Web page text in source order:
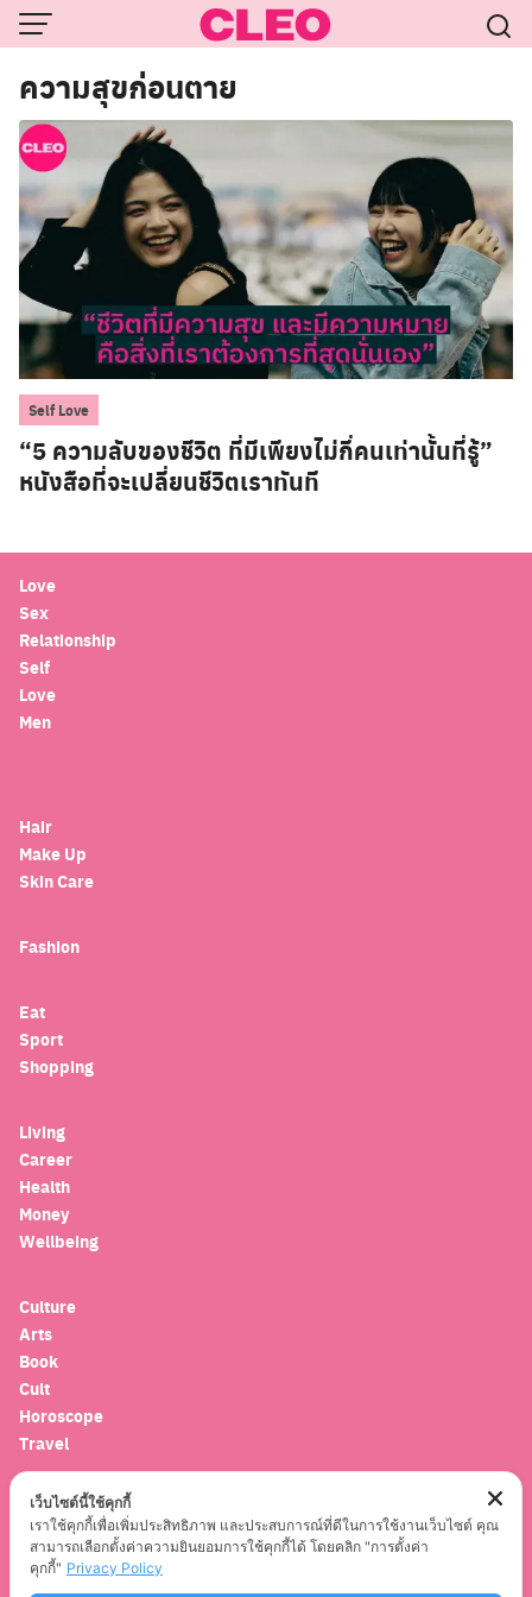
Skip
to
Search
for:
ความสุขก่อนตาย
Self Love
“5 ความลับของชีวิต ที่มีเพียงไม่กี่คนเท่านั้นที่รู้”
หนังสือที่จะเปลี่ยนชีวิตเราทันที
Love
Sex
Relationship
Self
Love
Men
Hair
Make Up
Skin Care
Fashion
Eat
Sport
Shopping
Living
Career
Health
Money
Wellbeing
Culture
Arts
Book
Cult
Horoscope
Travel
Entertainment
Celebrity
Movies
Musics
เว็บไซต์นี้ใช้คุกกี้
เราใช้คุกกี้เพื่อเพิ่มประสิทธิภาพ และประสบการณ์ที่ดีในการใช้งานเว็บไซต์ คุณ
สามารถเลือกตั้งค่าความยินยอมการใช้คุกกี้ได้ โดยคลิก "การตั้งค่า
คุกกี้" Privacy Policy